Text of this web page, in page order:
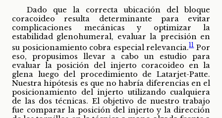
Dado que la correcta ubicación del bloque
coracoideo resulta determinante para evitar
complicaciones mecánicas y optimizar la
estabilidad glenohumeral, evaluar la precisión en
su posicionamiento cobra especial relevancia.11Por
eso, propusimos llevar a cabo un estudio para
evaluar la posición del injerto coracoideo en la
glena luego del procedimiento de Latarjet-Patte.
Nuestra hipótesis es que no habría diferencias en el
posicionamiento del injerto utilizando cualquiera
de las dos técnicas. El objetivo de nuestro trabajo
fue comparar la posición del injerto y la dirección